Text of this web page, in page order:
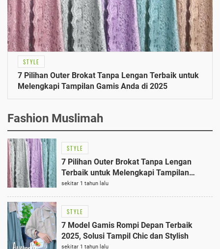
STYLE
7 Pilihan Outer Brokat Tanpa Lengan Terbaik untuk
Melengkapi Tampilan Gamis Anda di 2025
Fashion Muslimah
STYLE
7 Pilihan Outer Brokat Tanpa Lengan
Terbaik untuk Melengkapi Tampilan
Gamis Anda di 2025
sekitar 1 tahun lalu
STYLE
7 Model Gamis Rompi Depan Terbaik
2025, Solusi Tampil Chic dan Stylish
sekitar 1 tahun lalu